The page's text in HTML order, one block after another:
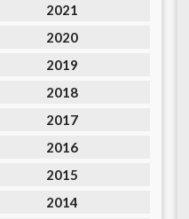
2021
2020
2019
2018
2017
2016
2015
2014